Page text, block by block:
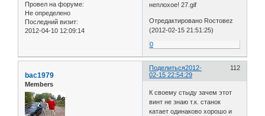
Провел на форуме:
Не определено
Последний визит:
2012-04-10 12:09:14
неплохое! 27.gif
Отредактировано Roстовеz
(2012-02-15 21:51:25)
0
Поделиться 112
2012-
02-15 22:54:29
bac1979
Members
К своему стыду зачем этот
винт не знаю т.к. станок
катает одинаково хорошо и